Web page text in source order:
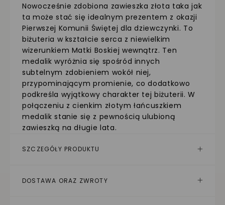
Nowocześnie zdobiona zawieszka złota taka jak
ta może stać się idealnym prezentem z okazji
Pierwszej Komunii Świętej dla dziewczynki. To
biżuteria w kształcie serca z niewielkim
wizerunkiem Matki Boskiej wewnątrz. Ten
medalik wyróżnia się spośród innych
subtelnym zdobieniem wokół niej,
przypominającym promienie, co dodatkowo
podkreśla wyjątkowy charakter tej biżuterii. W
połączeniu z cienkim złotym łańcuszkiem
medalik stanie się z pewnością ulubioną
zawieszką na długie lata.
SZCZEGÓŁY PRODUKTU
DOSTAWA ORAZ ZWROTY